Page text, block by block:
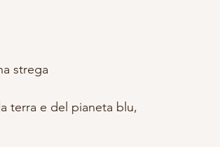
strega
terra e del pianeta blu,